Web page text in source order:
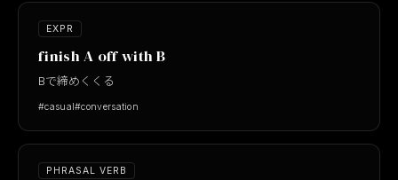
EXPR
finish A off with B
Bで締めくくる
#casual#conversation
PHRASAL VERB